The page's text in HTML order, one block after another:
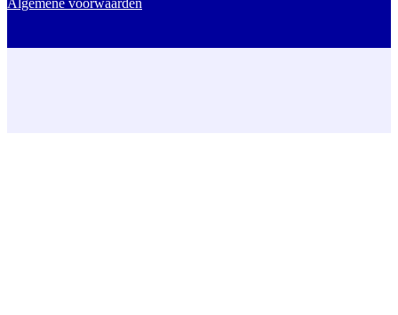
Algemene voorwaarden